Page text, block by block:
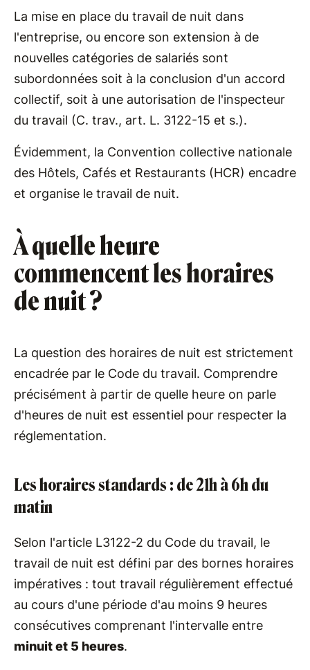
La mise en place du travail de nuit dans
l'entreprise, ou encore son extension à de
nouvelles catégories de salariés sont
subordonnées soit à la conclusion d'un accord
collectif, soit à une autorisation de l'inspecteur
du travail (C. trav., art. L. 3122-15 et s.).
Évidemment, la Convention collective nationale
des Hôtels, Cafés et Restaurants (HCR) encadre
et organise le travail de nuit.
À quelle heure
commencent les horaires
de nuit ?
La question des horaires de nuit est strictement
encadrée par le Code du travail. Comprendre
précisément à partir de quelle heure on parle
d'heures de nuit est essentiel pour respecter la
réglementation.
Les horaires standards : de 21h à 6h du
matin
Selon l'article L3122-2 du Code du travail, le
travail de nuit est défini par des bornes horaires
impératives : tout travail régulièrement effectué
au cours d'une période d'au moins 9 heures
consécutives comprenant l'intervalle entre
minuit et 5 heures.